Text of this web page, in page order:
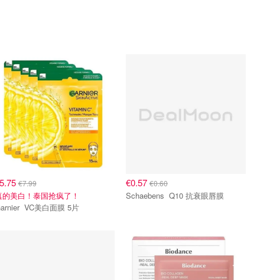
€7.99
的美白！泰国抢疯了！
Garnier VC美白面膜 5片
€0.57 €0.60
Schaebens Q10 抗衰眼唇膜